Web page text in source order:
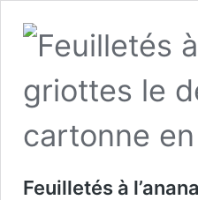
Feuilletés à